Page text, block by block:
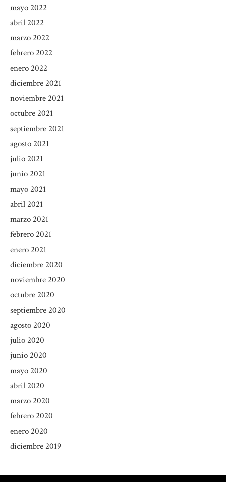
mayo 2022
abril 2022
marzo 2022
febrero 2022
enero 2022
diciembre 2021
noviembre 2021
octubre 2021
septiembre 2021
agosto 2021
julio 2021
junio 2021
mayo 2021
abril 2021
marzo 2021
febrero 2021
enero 2021
diciembre 2020
noviembre 2020
octubre 2020
septiembre 2020
agosto 2020
julio 2020
junio 2020
mayo 2020
abril 2020
marzo 2020
febrero 2020
enero 2020
diciembre 2019